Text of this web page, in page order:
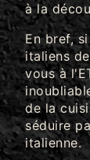
à la
En bref,
italiens
vous à
de la
séduire
italienne.